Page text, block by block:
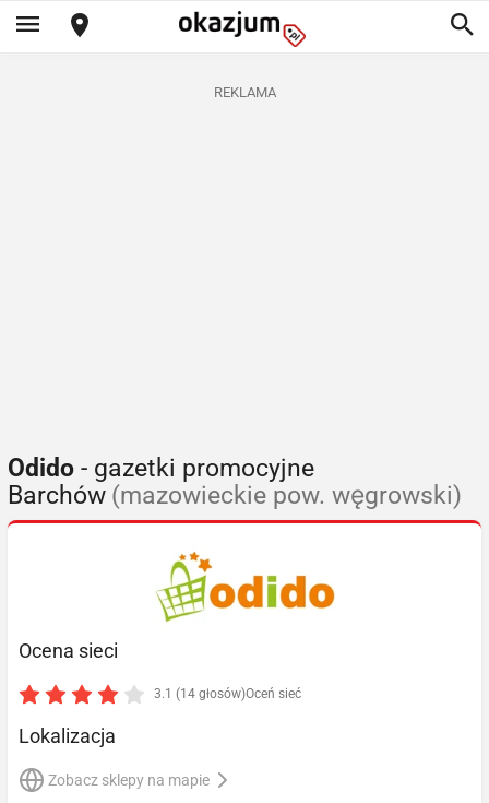
REKLAMA
Odido - gazetki promocyjne
Barchów (mazowieckie pow. węgrowski)
Ocena sieci
3.1 (14 głosów)Oceń sieć
Lokalizacja
Zobacz sklepy na mapie